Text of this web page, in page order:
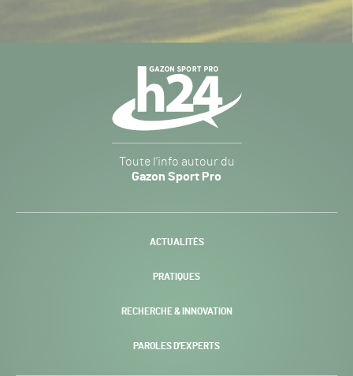
Sport
Pro
-
Toute l’info autour du
Gazon Sport Pro
ACTUALITÉS
PRATIQUES
RECHERCHE & INNOVATION
PAROLES D’EXPERTS